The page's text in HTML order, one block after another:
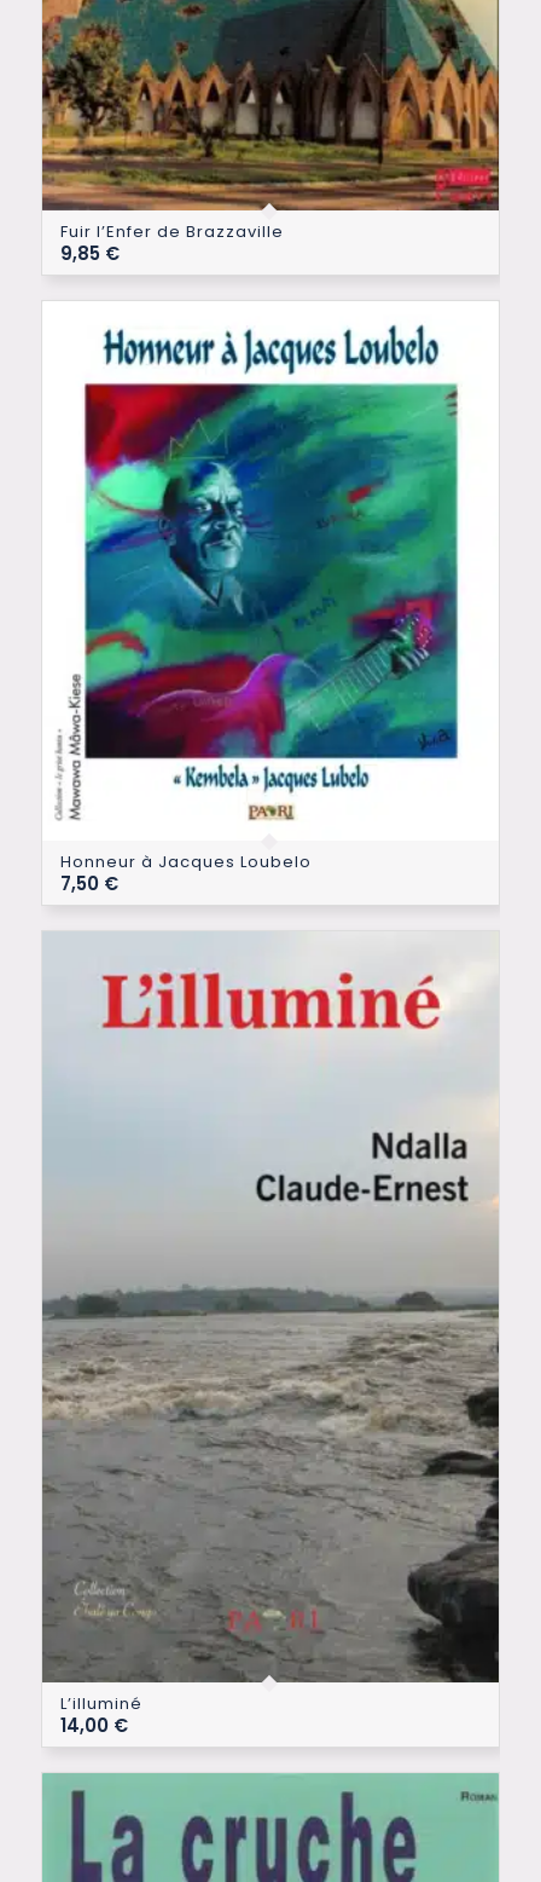
Fuir l’Enfer de Brazzaville
9,85 €
Honneur à Jacques Loubelo
7,50 €
L’illuminé
14,00 €